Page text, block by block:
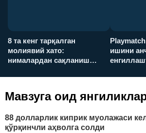
8 та кенг тарқалган
молиявий хато:
нималардан сақланиш
ишини
Мавзуга оид
88 долларлик киприк муолажаси
қўрқинчли аҳволга солди